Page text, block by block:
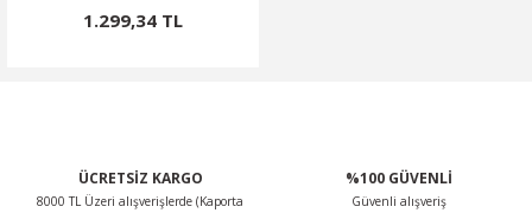
1.299,34 TL
ÜCRETSİZ KARGO
8000 TL Üzeri alışverişlerde (Kaporta
%100 GÜVENLİ
Güvenli alışveriş